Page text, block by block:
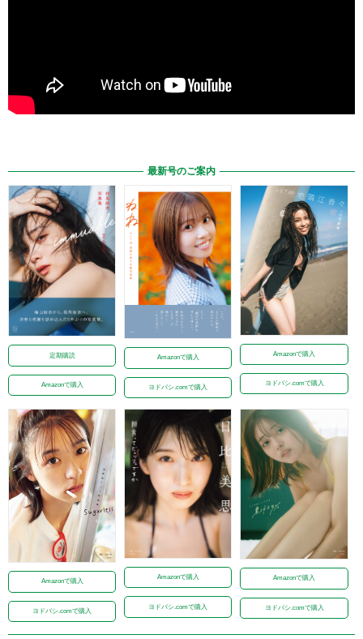
最新号のご案内
定期購読
Amazonで購入
Amazonで購入
ヨドバシ.comで購入
Amazonで購入
ヨドバシ.comで購入
Amazonで購入
ヨドバシ.comで購入
Amazonで購入
ヨドバシ.comで購入
Amazonで購入
ヨドバシ.comで購入